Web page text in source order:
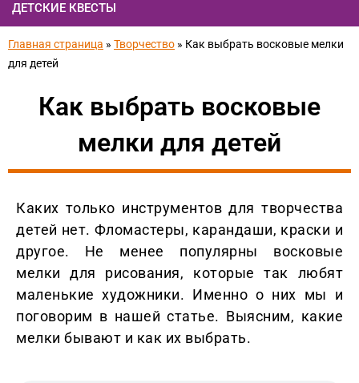
ДЕТСКИЕ КВЕСТЫ
Главная страница » Творчество » Как выбрать восковые мелки
для детей
Как выбрать восковые
мелки для детей
Каких только инструментов для творчества
детей нет. Фломастеры, карандаши, краски и
другое. Не менее популярны восковые
мелки для рисования, которые так любят
маленькие художники. Именно о них мы и
поговорим в нашей статье. Выясним, какие
мелки бывают и как их выбрать.